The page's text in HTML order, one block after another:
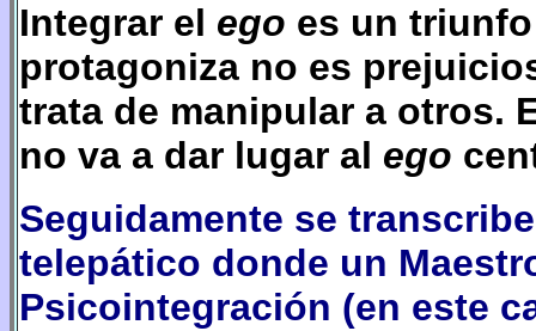
Integrar el ego es un
protagoniza no es
trata de manipular a otros.
no va a dar lugar al ego
Seguidamente se
telepático donde un
Psicointegración (en este